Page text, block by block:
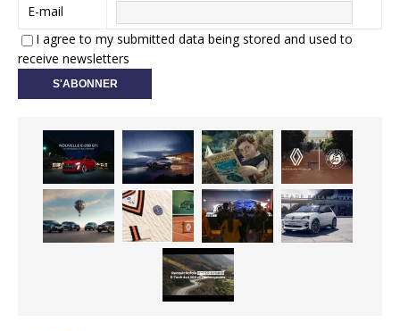
E-mail
I agree to my submitted data being stored and used to
receive newsletters